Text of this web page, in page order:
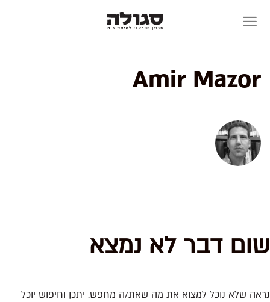
Amir Mazor
שום דבר לא נמצא
נראה שלא נוכל למצוא את מה שאת/ה מחפש. יתכן וחיפוש יוכל